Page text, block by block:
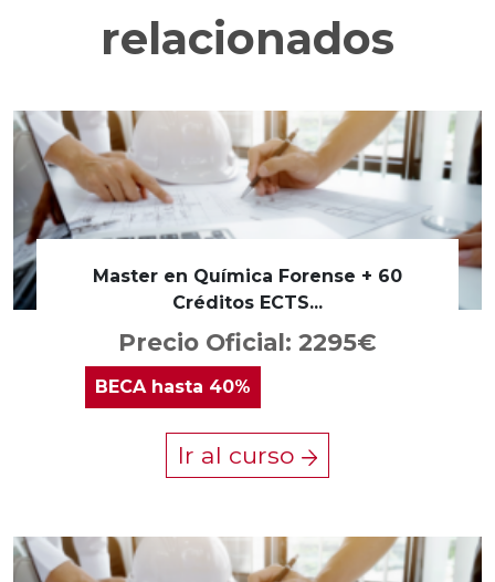
relacionados
Master en Química Forense + 60
Créditos ECTS...
Precio Oficial: 2295€
BECAhasta 40%
Ir al curso